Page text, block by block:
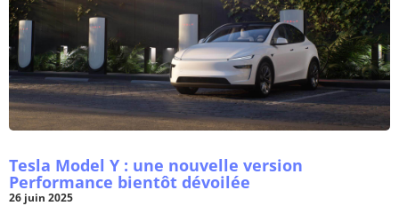
Tesla Model Y : une nouvelle version
Performance bientôt dévoilée
26 juin 2025